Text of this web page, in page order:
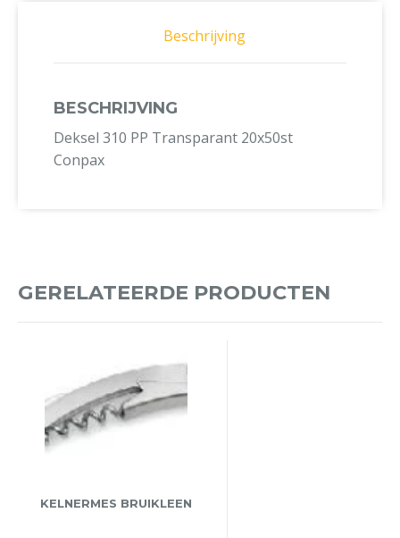
Beschrijving
BESCHRIJVING
Deksel 310 PP Transparant 20x50st
Conpax
GERELATEERDE PRODUCTEN
KELNERMES BRUIKLEEN